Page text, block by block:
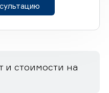
и стоимости на